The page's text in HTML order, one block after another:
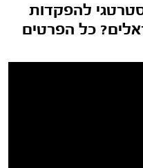
להפקדות
כל הפרטים